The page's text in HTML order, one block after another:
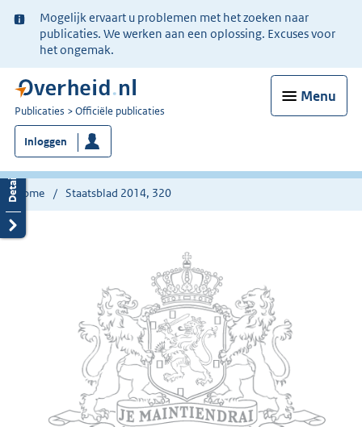
Ter
informatie:
Mogelijk ervaart u problemen met het zoeken naar
publicaties. We werken aan een oplossing. Excuses voor
het ongemak.
Menu
U
bent
nu
hier:
Publicaties Officiële publicaties
Inloggen
Home Staatsblad 2014, 320